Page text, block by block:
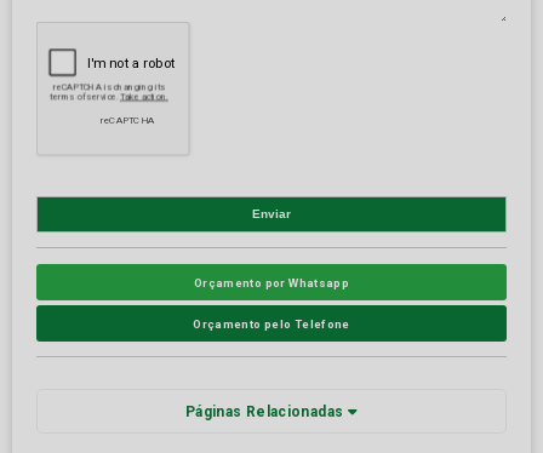
Orçamento por Whatsapp
Orçamento pelo Telefone
Páginas Relacionadas